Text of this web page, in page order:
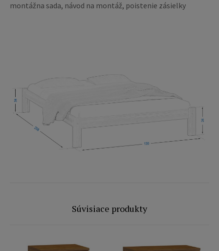
montážna sada, návod na montáž, poistenie zásielky
Súvisiace produkty